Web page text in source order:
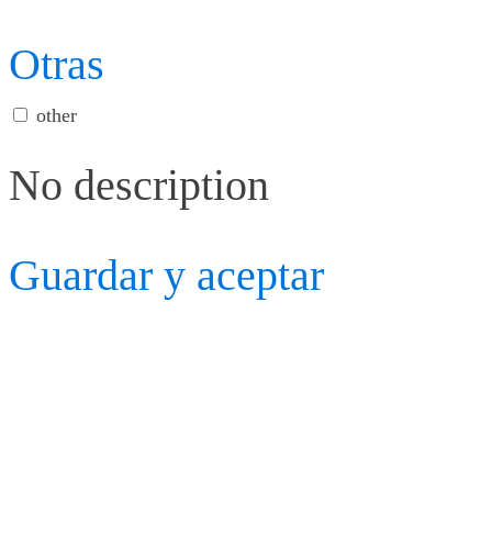
Otras
other
No description
Guardar y aceptar